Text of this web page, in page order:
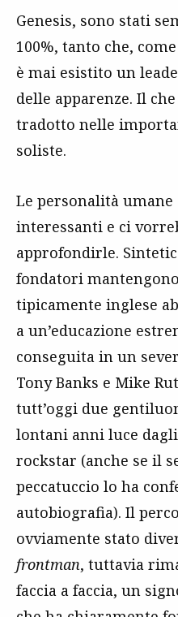
Genesis, sono stati
100%, tanto che,
è mai esistito un
delle apparenze. Il
tradotto nelle
soliste.
Le personalità
interessanti e ci
approfondirle.
fondatori
tipicamente inglese
a un’educazione
conseguita in un
Tony Banks e Mike
tutt’oggi due
lontani anni luce
rockstar (anche se il
peccatuccio lo ha
autobiografia). Il
ovviamente stato
frontman, tuttavia
faccia a faccia, un